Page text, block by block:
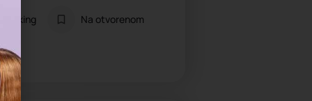
parking Na otvorenom